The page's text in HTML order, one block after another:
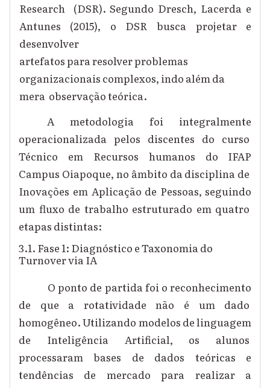
Research (DSR). Segundo Dresch, Lacerda e
Antunes (2015), o DSR busca projetar e
desenvolver
artefatos para resolver problemas
organizacionais complexos, indo além da
mera observação teórica.
A metodologia foi integralmente
operacionalizada pelos discentes do curso
Técnico em Recursos humanos do IFAP
Campus Oiapoque, no âmbito da disciplina de
Inovações em Aplicação de Pessoas, seguindo
um fluxo de trabalho estruturado em quatro
etapas distintas:
3.1. Fase 1: Diagnóstico e Taxonomia do
Turnover via IA
O ponto de partida foi o reconhecimento
de que a rotatividade não é um dado
homogêneo. Utilizando modelos de linguagem
de Inteligência Artificial, os alunos
processaram bases de dados teóricas e
tendências de mercado para realizar a